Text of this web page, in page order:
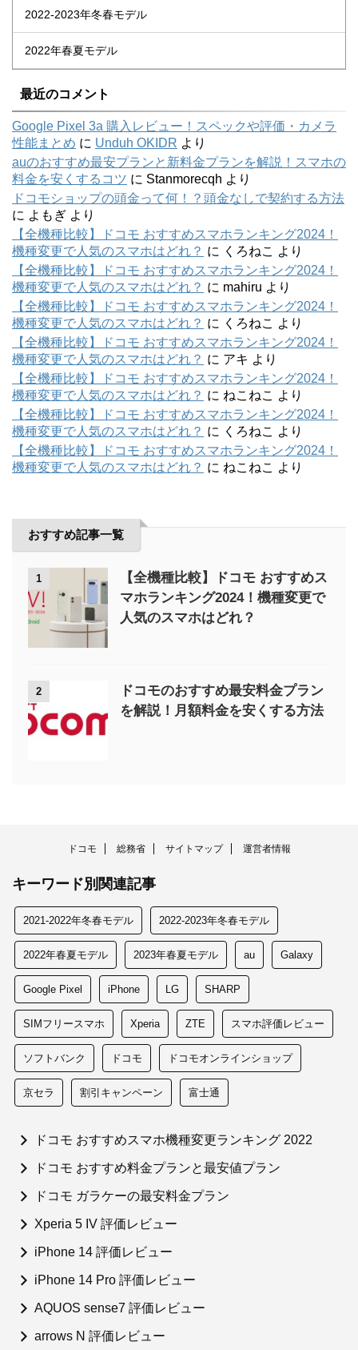
2022-2023年冬春モデル
2022年春夏モデル
最近のコメント
Google Pixel 3a 購入レビュー！スペックや評価・カメラ
性能まとめ に Unduh OKIDR より
auのおすすめ最安プランと新料金プランを解説！スマホの
料金を安くするコツ に Stanmorecqh より
ドコモショップの頭金って何！？頭金なしで契約する方法
に よもぎ より
【全機種比較】ドコモ おすすめスマホランキング2024！
機種変更で人気のスマホはどれ？ に くろねこ より
【全機種比較】ドコモ おすすめスマホランキング2024！
機種変更で人気のスマホはどれ？ に mahiru より
【全機種比較】ドコモ おすすめスマホランキング2024！
機種変更で人気のスマホはどれ？ に くろねこ より
【全機種比較】ドコモ おすすめスマホランキング2024！
機種変更で人気のスマホはどれ？ に アキ より
【全機種比較】ドコモ おすすめスマホランキング2024！
機種変更で人気のスマホはどれ？ に ねこねこ より
【全機種比較】ドコモ おすすめスマホランキング2024！
機種変更で人気のスマホはどれ？ に くろねこ より
【全機種比較】ドコモ おすすめスマホランキング2024！
機種変更で人気のスマホはどれ？ に ねこねこ より
おすすめ記事一覧
1
【全機種比較】ドコモ おすすめス
マホランキング2024！機種変更で
人気のスマホはどれ？
2
ドコモのおすすめ最安料金プラン
を解説！月額料金を安くする方法
ドコモ 総務省 サイトマップ 運営者情報
キーワード別関連記事
2021-2022年冬春モデル 2022-2023年冬春モデル
2022年春夏モデル 2023年春夏モデル au Galaxy
Google Pixel iPhone LG SHARP
SIMフリースマホ Xperia ZTE スマホ評価レビュー
ソフトバンク ドコモ ドコモオンラインショップ
京セラ 割引キャンペーン 富士通
ドコモ おすすめスマホ機種変更ランキング 2022
ドコモ おすすめ料金プランと最安値プラン
ドコモ ガラケーの最安料金プラン
Xperia 5 IV 評価レビュー
iPhone 14 評価レビュー
iPhone 14 Pro 評価レビュー
AQUOS sense7 評価レビュー
arrows N 評価レビュー